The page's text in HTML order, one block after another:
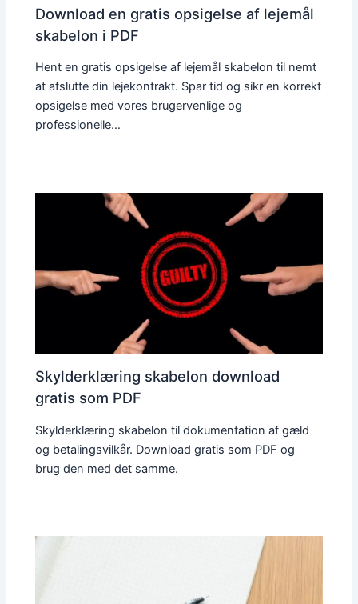
Download en gratis opsigelse af lejemål
skabelon i PDF
Hent en gratis opsigelse af lejemål skabelon til nemt
at afslutte din lejekontrakt. Spar tid og sikr en korrekt
opsigelse med vores brugervenlige og
professionelle…
Skylderklæring skabelon download
gratis som PDF
Skylderklæring skabelon til dokumentation af gæld
og betalingsvilkår. Download gratis som PDF og
brug den med det samme.